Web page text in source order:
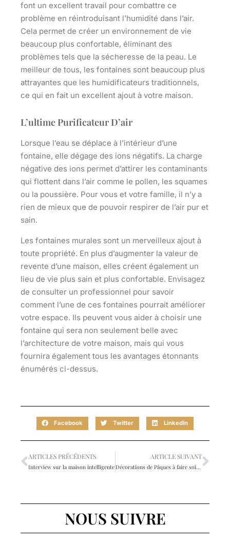
font un excellent travail pour combattre ce
problème en réintroduisant l’humidité dans l’air.
Cela permet de créer un environnement de vie
beaucoup plus confortable, éliminant des
problèmes tels que la sécheresse de la peau. Le
meilleur de tous, les fontaines sont beaucoup plus
attrayantes que les humidificateurs traditionnels,
ce qui en fait un excellent ajout à votre maison.
L’ultime Purificateur D’air
Lorsque l’eau se déplace à l’intérieur d’une
fontaine, elle dégage des ions négatifs. La charge
négative des ions permet d’attirer les contaminants
qui flottent dans l’air comme le pollen, les squames
ou la poussière. Pour vous et votre famille, il n’y a
rien de mieux que de pouvoir respirer de l’air pur et
sain.
Les fontaines murales sont un merveilleux ajout à
toute propriété. En plus d’augmenter la valeur de
revente d’une maison, elles créent également un
lieu de vie plus sain et plus confortable. Envisagez
de consulter un professionnel pour savoir
comment l’une de ces fontaines pourrait améliorer
votre espace. Ils peuvent vous aider à choisir une
fontaine qui sera non seulement belle avec
l’architecture de votre maison, mais qui vous
fournira également tous les avantages étonnants
énumérés ci-dessus.
Facebook Twitter LinkedIn
ARTICLES PRÉCÉDENTS
Interview sur la maison intelligente
ARTICLE SUIVANT
NOUS SUIVRE